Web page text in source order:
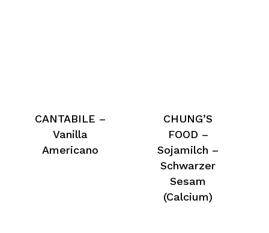
CANTABILE –
Vanilla
Americano
CHUNG’S
FOOD –
Sojamilch –
Schwarzer
Sesam
(Calcium)